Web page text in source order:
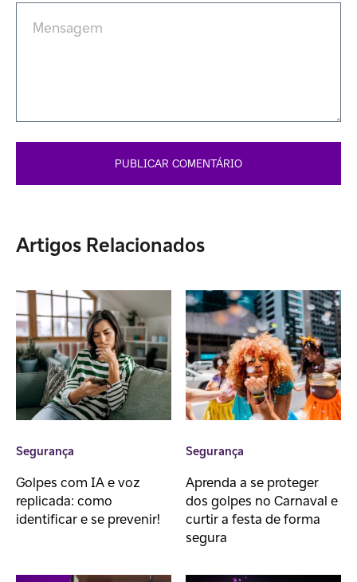
Artigos Relacionados
Segurança
Golpes com IA e voz
replicada: como
identificar e se prevenir!
Segurança
Aprenda a se proteger
dos golpes no Carnaval e
curtir a festa de forma
segura